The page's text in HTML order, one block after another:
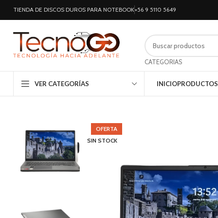
TIENDA DE DISCOS DUROS PARA NOTEBOOK+56 9 5110 5649
CATEGORIAS
VER CATEGORÍAS INICIOPRODUCTOS
OFERTA
SIN STOCK